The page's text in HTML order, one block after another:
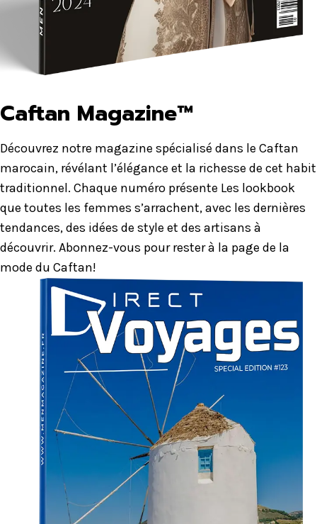
Caftan Magazine™
Découvrez notre magazine spécialisé dans le Caftan
marocain, révélant l’élégance et la richesse de cet habit
traditionnel. Chaque numéro présente Les lookbook
que toutes les femmes s’arrachent, avec les dernières
tendances, des idées de style et des artisans à
découvrir. Abonnez-vous pour rester à la page de la
mode du Caftan!